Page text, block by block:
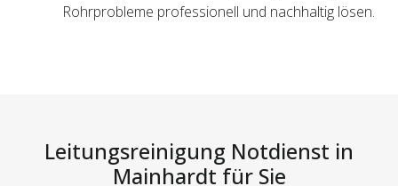
Rohrprobleme professionell und nachhaltig lösen.
Leitungsreinigung Notdienst in
Mainhardt für Sie